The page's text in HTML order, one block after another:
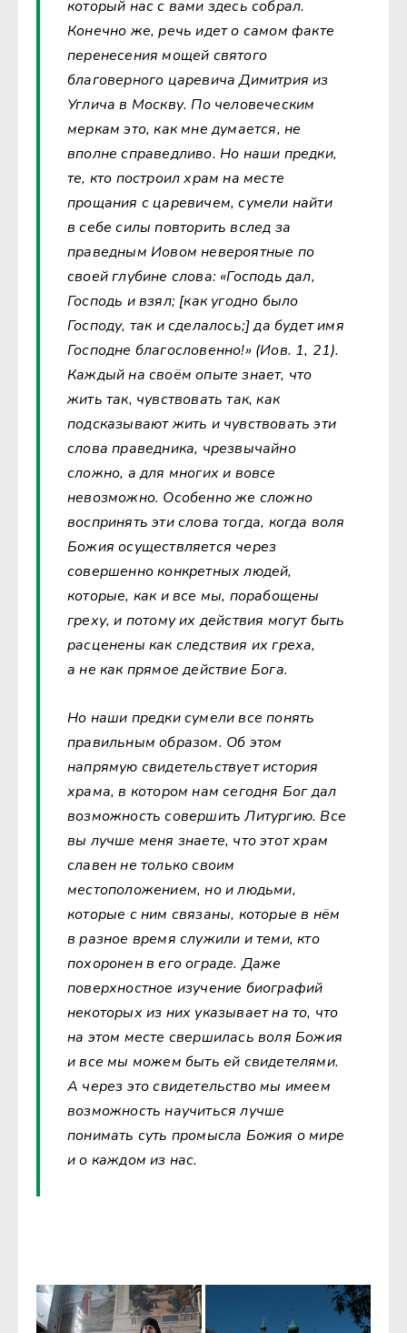
который нас с вами здесь собрал.
Конечно же, речь идет о самом факте
перенесения мощей святого
благоверного царевича Димитрия из
Углича в Москву. По человеческим
меркам это, как мне думается, не
вполне справедливо. Но наши предки,
те, кто построил храм на месте
прощания с царевичем, сумели найти
в себе силы повторить вслед за
праведным Иовом невероятные по
своей глубине слова: «Господь дал,
Господь и взял; [как угодно было
Господу, так и сделалось;] да будет имя
Господне благословенно!» (Иов. 1, 21).
Каждый на своём опыте знает, что
жить так, чувствовать так, как
подсказывают жить и чувствовать эти
слова праведника, чрезвычайно
сложно, а для многих и вовсе
невозможно. Особенно же сложно
воспринять эти слова тогда, когда воля
Божия осуществляется через
совершенно конкретных людей,
которые, как и все мы, порабощены
греху, и потому их действия могут быть
расценены как следствия их греха,
а не как прямое действие Бога.
Но наши предки сумели все понять
правильным образом. Об этом
напрямую свидетельствует история
храма, в котором нам сегодня Бог дал
возможность совершить Литургию. Все
вы лучше меня знаете, что этот храм
славен не только своим
местоположением, но и людьми,
которые с ним связаны, которые в нём
в разное время служили и теми, кто
похоронен в его ограде. Даже
поверхностное изучение биографий
некоторых из них указывает на то, что
на этом месте свершилась воля Божия
и все мы можем быть ей свидетелями.
А через это свидетельство мы имеем
возможность научиться лучше
понимать суть промысла Божия о мире
и о каждом из нас.